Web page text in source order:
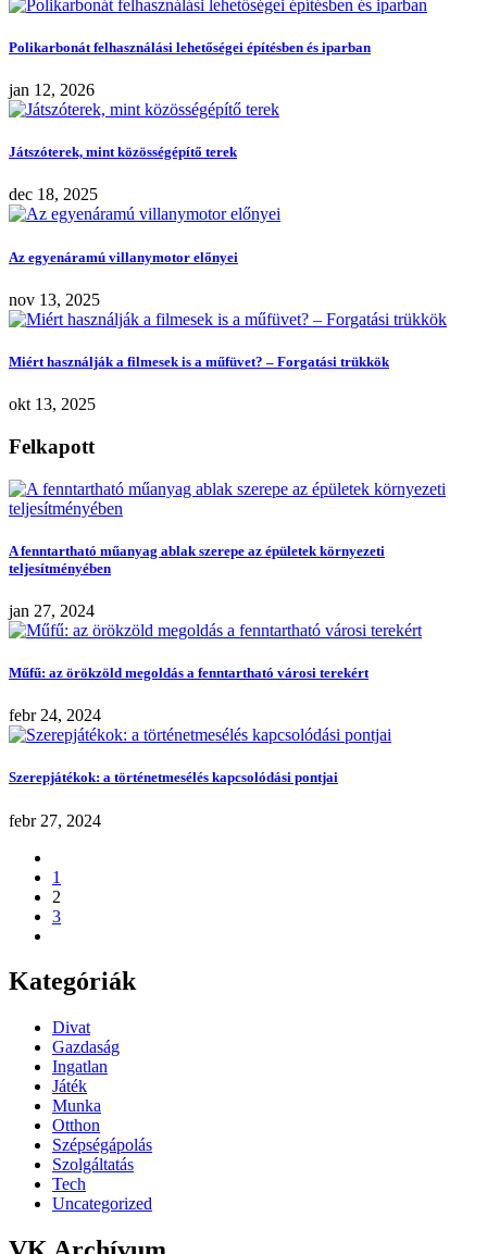
Polikarbonát felhasználási lehetőségei építésben és iparban
jan 12, 2026
Játszóterek, mint közösségépítő terek
dec 18, 2025
Az egyenáramú villanymotor előnyei
nov 13, 2025
Miért használják a filmesek is a műfüvet? – Forgatási trükkök
okt 13, 2025
Felkapott
A fenntartható műanyag ablak szerepe az épületek környezeti
teljesítményében
jan 27, 2024
Műfű: az örökzöld megoldás a fenntartható városi terekért
febr 24, 2024
Szerepjátékok: a történetmesélés kapcsolódási pontjai
febr 27, 2024
1
2
3
Kategóriák
Divat
Gazdaság
Ingatlan
Játék
Munka
Otthon
Szépségápolás
Szolgáltatás
Tech
Uncategorized